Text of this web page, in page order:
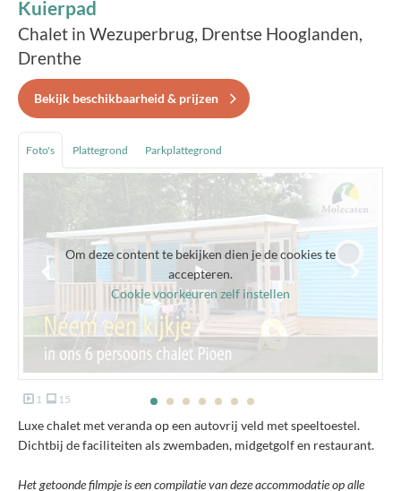
Kuierpad
Chalet in Wezuperbrug, Drentse Hooglanden,
Drenthe
Bekijk beschikbaarheid & prijzen
Foto's Plattegrond Parkplattegrond
Om deze content te bekijken dien je de cookies te
accepteren.
Cookie voorkeuren zelf instellen
1 15
Luxe chalet met veranda op een autovrij veld met speeltoestel.
Dichtbij de faciliteiten als zwembaden, midgetgolf en restaurant.
Het getoonde filmpje is een compilatie van deze accommodatie op alle